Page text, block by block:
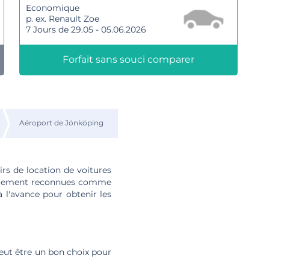
Economique
p. ex. Renault Zoe
7 Jours de 29.05 - 05.06.2026
Forfait sans souci comparer
Aéroport de Jönköping
de location de voitures
reconnues comme
l'avance pour obtenir les
être un bon choix pour